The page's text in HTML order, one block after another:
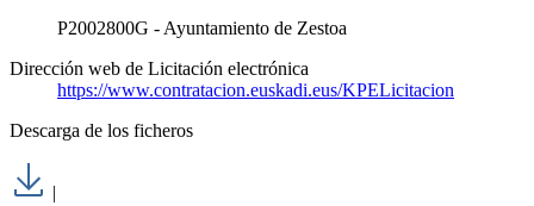
P2002800G - Ayuntamiento de Zestoa
Dirección web de Licitación electrónica
https://www.contratacion.euskadi.eus/KPELicitacion
Descarga de los ficheros
|